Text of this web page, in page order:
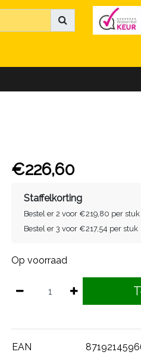
€226,60
Staffelkorting
Bestel er 2 voor €219,80 per stuk
Bestel er 3 voor €217,54 per stuk
Op voorraad
EAN